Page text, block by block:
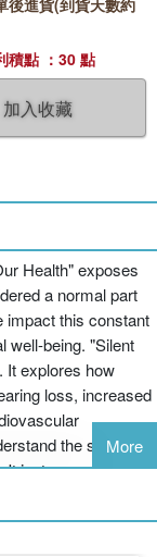
加入收藏
後進貨(到貨天數約
積點 ：30 點
Health" exposes
a normal part
impact this constant
well-being. "Silent
It explores how
loss, increased
the science
just expose the
for reducing
and protecting
More